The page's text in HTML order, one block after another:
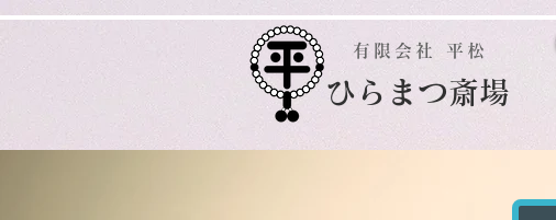
有限会社 平松
​ひらまつ斎場